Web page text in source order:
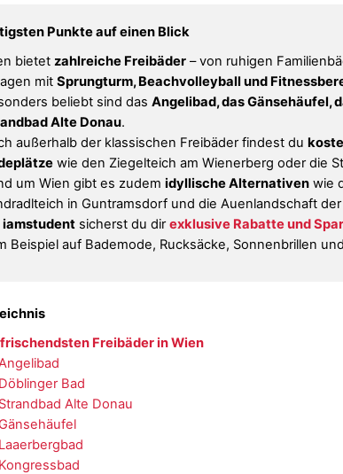
Punkte auf einen Blick
bietet zahlreiche Freibäder – von ruhigen
mit Sprungturm, Beachvolleyball und
beliebt sind das Angelibad, das Gänsehäufel,
Alte Donau.
außerhalb der klassischen Freibäder findest du
wie den Ziegelteich am Wienerberg oder die
um Wien gibt es zudem idyllische Alternativen wie
in Guntramsdorf und die Auenlandschaft der
iamstudent sicherst du direxklusive Rabatte und
Beispiel auf Bademode, Rucksäcke, Sonnenbrillen
Freibäder in Wien
Döblinger Bad
Strandbad Alte Donau
Gänsehäufel
Laaerbergbad
Kongressbad